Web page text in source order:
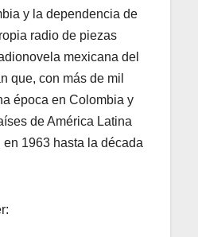
y la dependencia de
radio de piezas
mexicana del
que, con más de mil
época en Colombia y
de América Latina
1963 hasta la década